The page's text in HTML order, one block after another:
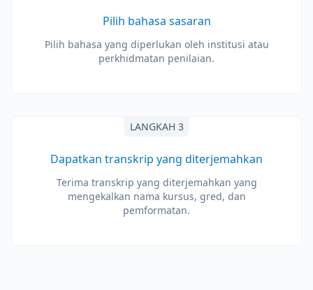
Pilih bahasa sasaran
Pilih bahasa yang diperlukan oleh institusi atau
perkhidmatan penilaian.
LANGKAH 3
Dapatkan transkrip yang diterjemahkan
Terima transkrip yang diterjemahkan yang
mengekalkan nama kursus, gred, dan
pemformatan.